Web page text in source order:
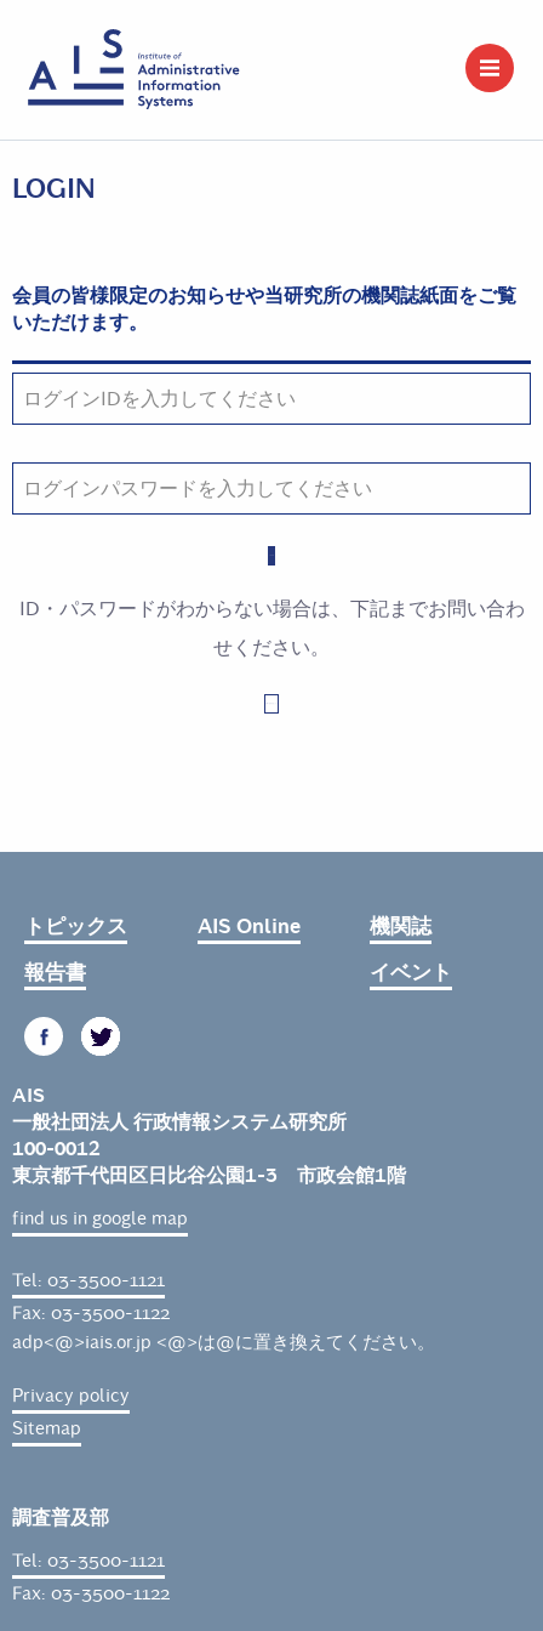
LOGIN
会員の皆様限定のお知らせや当研究所の機関誌紙面をご覧
いただけます。
ID・パスワードがわからない場合は、下記までお問い合わ
せください。
トピックス AIS Online
機関誌
報告書
イベント
AIS
一般社団法人 行政情報システム研究所
100-0012
東京都千代田区日比谷公園1-3 市政会館1階
find us in google map
Tel: 03-3500-1121
Fax: 03-3500-1122
adp<@>iais.or.jp <@>は@に置き換えてください。
Privacy policy
Sitemap
調査普及部
Tel: 03-3500-1121
Fax: 03-3500-1122